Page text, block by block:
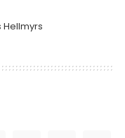
Hellmyrs